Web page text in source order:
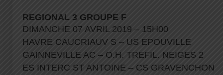
REGIONAL 3 GROUPE F
DIMANCHE 07 AVRIL 2019 – 15H00
HAVRE CAUCRIAUV S – US EPOUVILLE
GAINNEVILLE AC – O.H. TREFIL. NEIGES 2
ES INTERC ST ANTOINE – CS GRAVENCHON